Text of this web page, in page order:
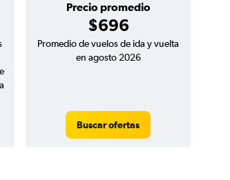
Precio promedio
$696
Promedio de vuelos de ida y vuelta
en agosto 2026
Buscar ofertas